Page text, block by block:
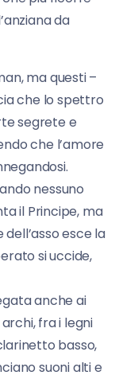
da
ma questi –
che lo spettro
segrete e
che l’amore
nessuno
il Principe, ma
esce la
si uccide,
anche ai
fra i legni
basso,
suoni alti e